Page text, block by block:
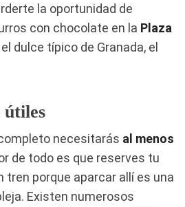
la oportunidad de
con chocolate en la Plaza
dulce típico de Granada, el
útiles
necesitarás al menos
de todo es que reserves tu
tren porque aparcar allí es una
Existen numerosos